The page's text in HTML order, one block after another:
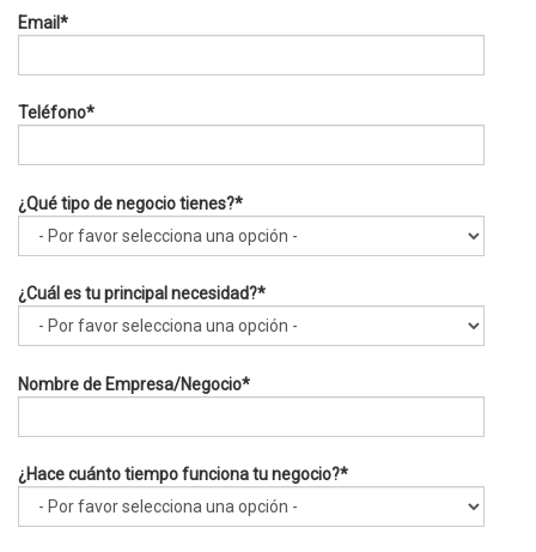
Email*
Teléfono*
¿Qué tipo de negocio tienes?*
¿Cuál es tu principal necesidad?*
Nombre de Empresa/Negocio*
¿Hace cuánto tiempo funciona tu negocio?*